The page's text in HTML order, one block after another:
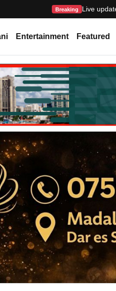
Breaking Live
Entertainment Featured